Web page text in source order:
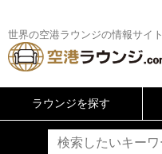
世界の空港ラウンジの情報サイト
ラウンジを探す